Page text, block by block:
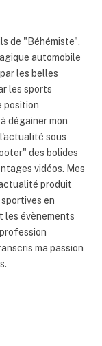
de "Béhémiste",
automobile
les belles
les sports
position
dégainer mon
sous
des bolides
vidéos. Mes
produit
en
les évènements
ma passion